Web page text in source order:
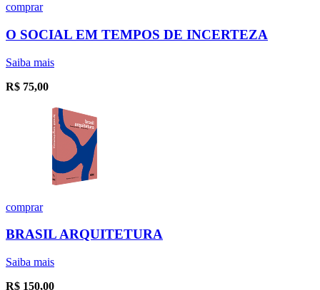
comprar
O SOCIAL EM TEMPOS DE INCERTEZA
Saiba mais
R$ 75,00
comprar
BRASIL ARQUITETURA
Saiba mais
R$ 150,00